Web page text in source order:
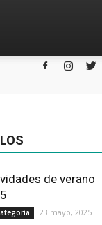
de verano
23 mayo, 2025